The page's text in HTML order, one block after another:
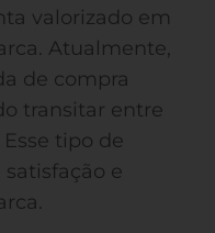
valorizado em
Atualmente,
de compra
transitar entre
tipo de
e